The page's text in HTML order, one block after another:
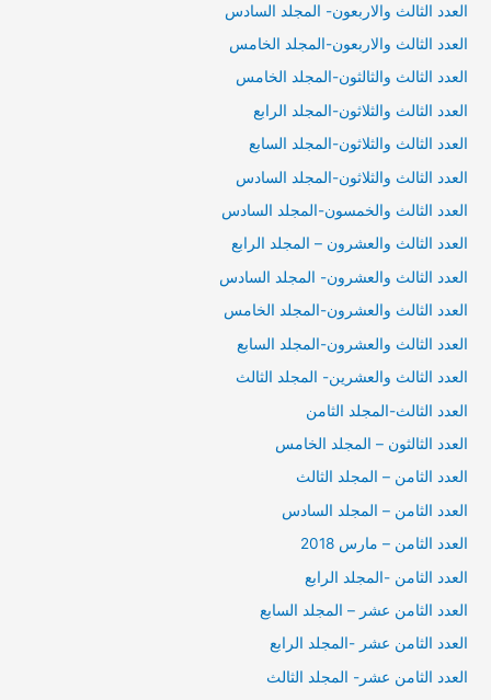
العدد الثالث والاربعون- المجلد السادس
العدد الثالث والاربعون-المجلد الخامس
العدد الثالث والثالثون-المجلد الخامس
العدد الثالث والثلاثون-المجلد الرابع
العدد الثالث والثلاثون-المجلد السابع
العدد الثالث والثلاثون-المجلد السادس
العدد الثالث والخمسون-المجلد السادس
العدد الثالث والعشرون – المجلد الرابع
العدد الثالث والعشرون- المجلد السادس
العدد الثالث والعشرون-المجلد الخامس
العدد الثالث والعشرون-المجلد السابع
العدد الثالث والعشرين- المجلد الثالث
العدد الثالث-المجلد الثامن
العدد الثالثون – المجلد الخامس
العدد الثامن – المجلد الثالث
العدد الثامن – المجلد السادس
العدد الثامن – مارس 2018
العدد الثامن -المجلد الرابع
العدد الثامن عشر – المجلد السابع
العدد الثامن عشر -المجلد الرابع
العدد الثامن عشر- المجلد الثالث